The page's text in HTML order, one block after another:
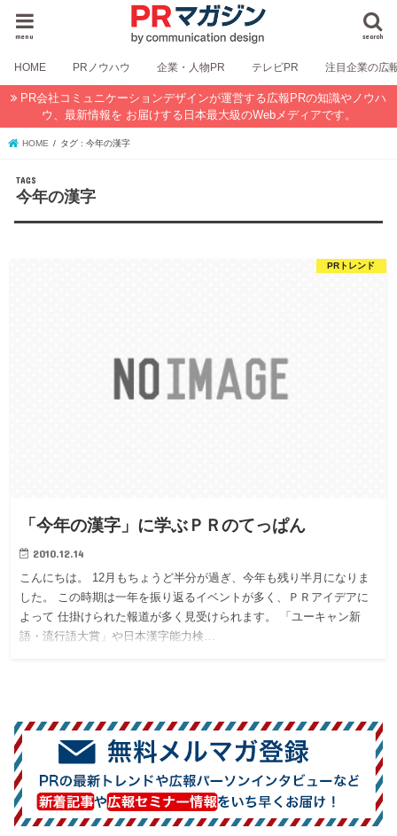
search
menu
HOME PRノウハウ 企業・人物PR テレビPR 注目企業の広
PR会社コミュニケーションデザインが運営する広報PRの知識やノウハ
ウ、最新情報を お届けする日本最大級のWebメディアです。
HOME タグ : 今年の漢字
今年の漢字
PRトレンド
「今年の漢字」に学ぶＰＲのてっぱん
2010.12.14
こんにちは。 12月もちょうど半分が過ぎ、今年も残り半月になりま
した。 この時期は一年を振り返るイベントが多く、ＰＲアイデアに
よって 仕掛けられた報道が多く見受けられます。 「ユーキャン新
語・流行語大賞」や日本漢字能力検…